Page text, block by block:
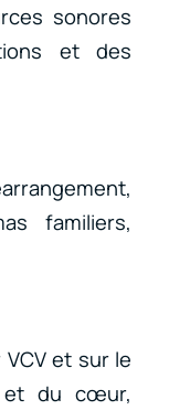
sonores
et des
familiers,
et sur le
et du cœur,